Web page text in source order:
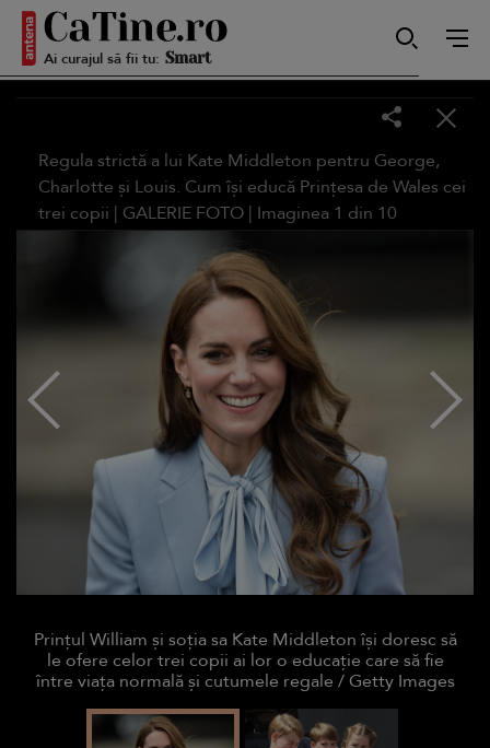
Ai curajul să fii tu: Smart
Sensibilă
Puternică
Regula strictă a lui Kate Middleton pentru George,
Charlotte și Louis. Cum își educă Prințesa de Wales cei
trei copii | GALERIE FOTO | Imaginea 1 din 10
Prințul William și soția sa Kate Middleton își doresc să
le ofere celor trei copii ai lor o educație care să fie
între viața normală și cutumele regale / Getty Images